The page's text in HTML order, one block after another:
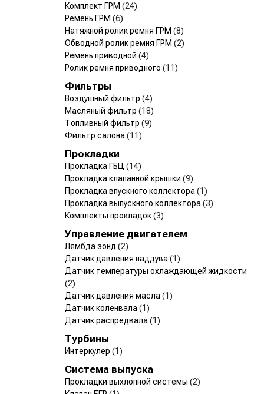
Комплект ГРМ (24)
Ремень ГРМ (6)
Натяжной ролик ремня ГРМ (8)
Обводной ролик ремня ГРМ (2)
Ремень приводной (4)
Ролик ремня приводного (11)
Фильтры
Воздушный фильтр (4)
Масляный фильтр (18)
Топливный фильтр (9)
Фильтр салона (11)
Прокладки
Прокладка ГБЦ (14)
Прокладка клапанной крышки (9)
Прокладка впускного коллектора (1)
Прокладка выпускного коллектора (3)
Комплекты прокладок(3)
Управление двигателем
Лямбда зонд (2)
Датчик давления наддува (1)
Датчик температуры охлаждающей жидкости
(2)
Датчик давления масла (1)
Датчик коленвала (1)
Датчик распредвала (1)
Турбины
Интеркулер (1)
Система выпуска
Прокладки выхлопной системы (2)